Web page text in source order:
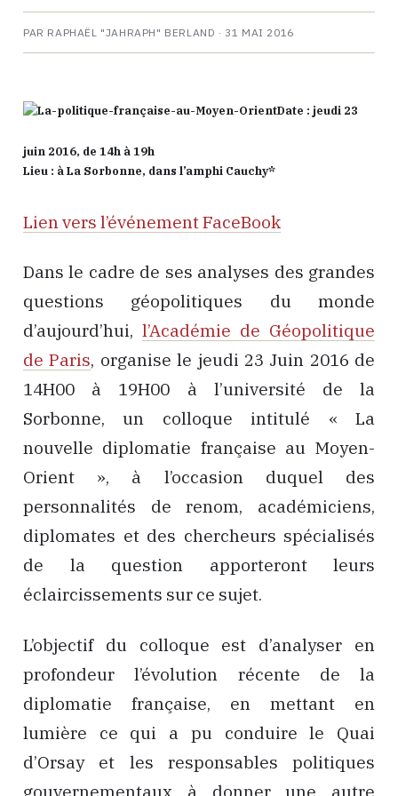
PAR RAPHAËL "JAHRAPH" BERLAND ·31 MAI 2016
Date : jeudi 23
juin 2016, de 14h à 19h
Lieu : à La Sorbonne, dans l’amphi Cauchy*
Lien vers l’événement FaceBook
Dans le cadre de ses analyses des grandes
questions géopolitiques du monde
d’aujourd’hui, l’Académie de Géopolitique
de Paris, organise le jeudi 23 Juin 2016 de
14H00 à 19H00 à l’université de la
Sorbonne, un colloque intitulé « La
nouvelle diplomatie française au Moyen-
Orient », à l’occasion duquel des
personnalités de renom, académiciens,
diplomates et des chercheurs spécialisés
de la question apporteront leurs
éclaircissements sur ce sujet.
L’objectif du colloque est d’analyser en
profondeur l’évolution récente de la
diplomatie française, en mettant en
lumière ce qui a pu conduire le Quai
d’Orsay et les responsables politiques
gouvernementaux à donner une autre